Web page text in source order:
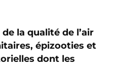
la qualité de l’air
épizooties et
dont les